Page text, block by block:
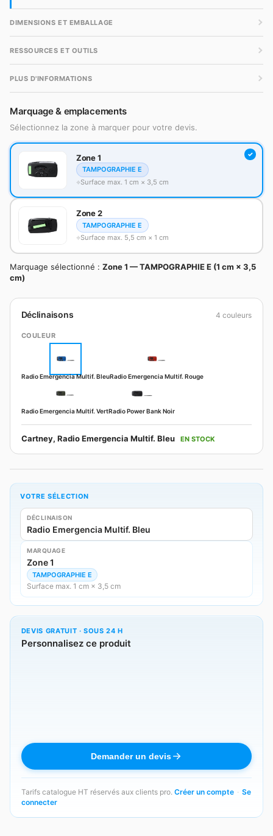
DIMENSIONS ET EMBALLAGE
RESSOURCES ET OUTILS
PLUS D'INFORMATIONS
Marquage & emplacements
Sélectionnez la zone à marquer pour votre devis.
Zone 1
TAMPOGRAPHIE E
Surface max. 1 cm × 3,5 cm
Zone 2
TAMPOGRAPHIE E
Surface max. 5,5 cm × 1 cm
Marquage sélectionné : Zone 1 — TAMPOGRAPHIE E (1 cm × 3,5
cm)
Déclinaisons 4 couleurs
COULEUR
Radio Emergencia Multif. BleuRadio Emergencia Multif. Rouge
Radio Emergencia Multif. VertRadio Power Bank Noir
Cartney, Radio Emergencia Multif. Bleu EN STOCK
VOTRE SÉLECTION
DÉCLINAISON
Radio Emergencia Multif. Bleu
MARQUAGE
Zone 1
TAMPOGRAPHIE E
Surface max. 1 cm × 3,5 cm
DEVIS GRATUIT · SOUS 24 H
Personnalisez ce produit
Demander un devis
Tarifs catalogue HT réservés aux clients pro. Créer un compte · Se
connecter